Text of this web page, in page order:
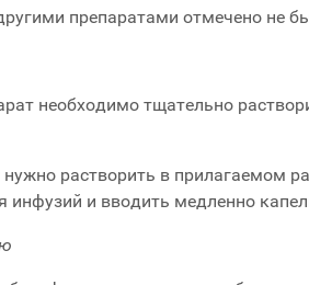
препаратами отмечено не
необходимо тщательно
растворить в прилагаемом
инфузий и вводить медленно